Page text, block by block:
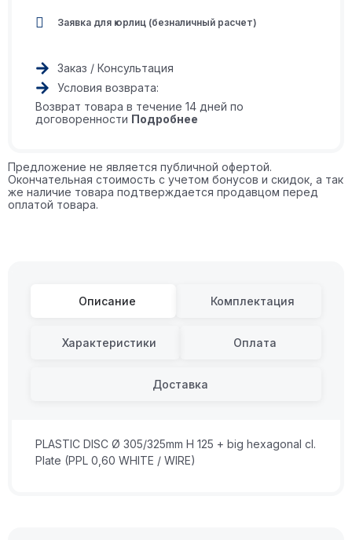
Заявка для юрлиц (безналичный расчет)
Заказ / Консультация
Условия возврата:
Возврат товара в течение 14 дней по
договоренности Подробнее
Предложение не является публичной офертой.
Окончательная стоимость с учетом бонусов и скидок, а так
же наличие товара подтверждается продавцом перед
оплатой товара.
Описание Комплектация
Характеристики Оплата
Доставка
PLASTIC DISC Ø 305/325mm H 125 + big hexagonal cl.
Plate (PPL 0,60 WHITE / WIRE)